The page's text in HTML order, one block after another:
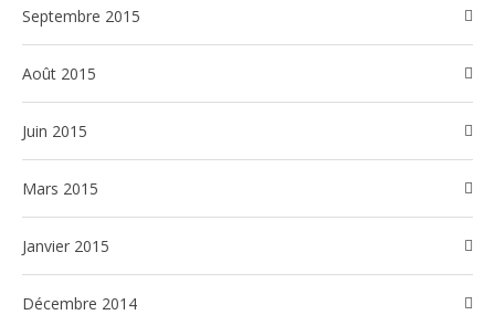
septembre 2015
août 2015
juin 2015
mars 2015
janvier 2015
décembre 2014